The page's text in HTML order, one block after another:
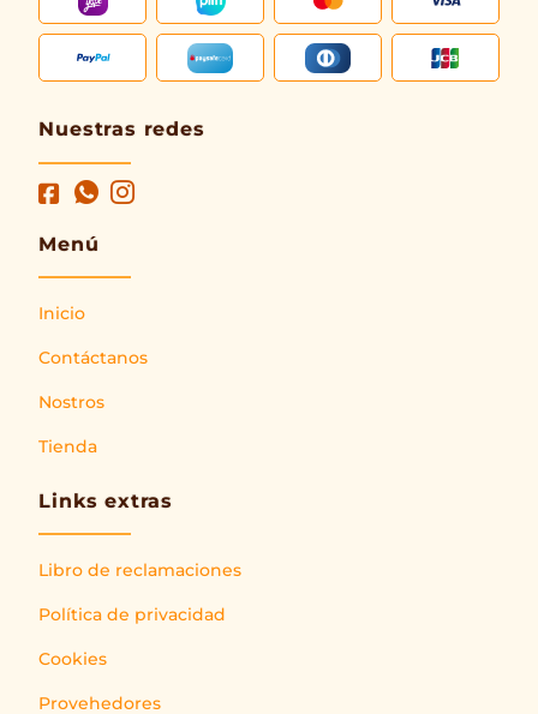
Nuestras redes
Menú
Inicio
Contáctanos
Nostros
Tienda
Links extras
Libro de reclamaciones
Política de privacidad
Cookies
Provehedores